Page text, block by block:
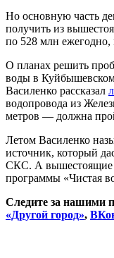
Но основную часть
получить из
по 528 млн ежегодно,
О планах решить
воды в
Василенко рассказал
водопровода из
метров — должна
Летом Василенко
источник, который
СКС. А вышестоящие
программы «Чистая
Следите за нашими
«Другой город»,